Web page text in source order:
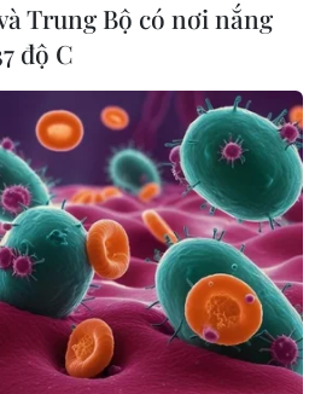
ISRAEL-HAMAS
Ít nhất 300 trẻ em thiệt
qua
Israel chưa chấp thuận
Trung Bộ có nơi nắng
độ C